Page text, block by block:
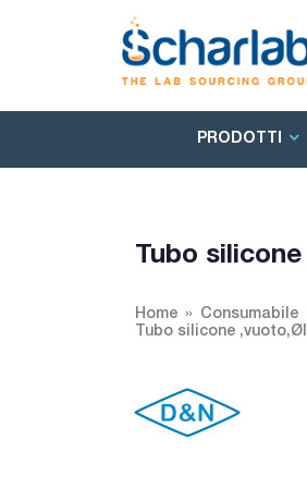
PRODOTTI
Tubo
Home Consumabile
Tubo silicone